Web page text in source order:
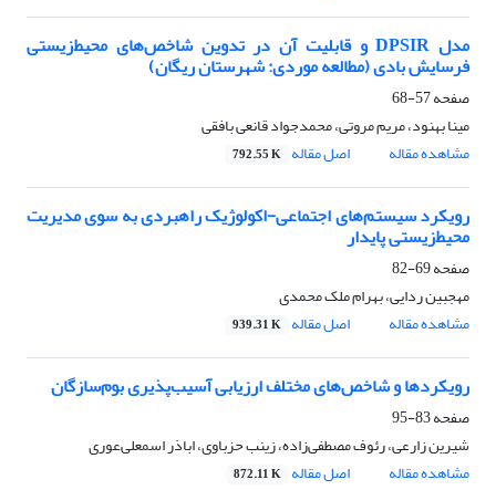
مدل DPSIR و قابلیت آن در تدوین شاخص‌های محیط‌زیستی
فرسایش بادی (مطالعه موردی: شهرستان ریگان)
صفحه57-68
مینا بهنود، مریم مروتی، محمدجواد قانعی بافقی
مشاهده مقاله
اصل مقاله 792.55 K
رویکرد سیستم‌های اجتماعی-اکولوژیک راهبردی به سوی مدیریت
محیط‌‌زیستی پایدار
صفحه69-82
مهجبین ردایی، بهرام ملک محمدی
مشاهده مقاله
اصل مقاله 939.31 K
رویکردها و شاخص‌های مختلف ارزیابی آسیب‌پذیری بوم‌سازگان
صفحه83-95
شیرین زارعی، رئوف مصطفی‌زاده، زینب حزباوی، اباذر اسمعلی‌عوری
مشاهده مقاله
اصل مقاله 872.11 K